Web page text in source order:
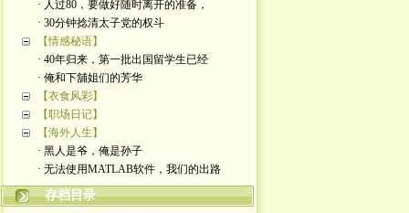
· 人过80，要做好随时离开的准备，
· 30分钟捻清太子党的权斗
【情感秘语】
· 40年归来，第一批出国留学生已经
· 俺和下舖姐们的芳华
【衣食风彩】
【职场日记】
【海外人生】
· 黑人是爷，俺是孙子
· 无法使用MATLAB软件，我们的出路
存档目录